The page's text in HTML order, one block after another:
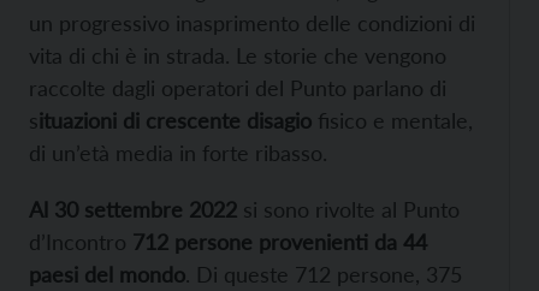
un progressivo inasprimento delle condizioni di
vita di chi è in strada. Le storie che vengono
raccolte dagli operatori del Punto parlano di
situazioni di crescente disagio fisico e mentale,
di un’età media in forte ribasso.
Al 30 settembre 2022 si sono rivolte al Punto
d’Incontro 712 persone provenienti da 44
paesi del mondo. Di queste 712 persone, 375